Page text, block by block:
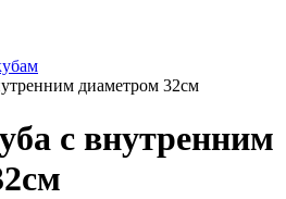
диаметром 32см
с внутренним